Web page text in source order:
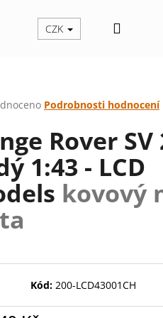
CZK Hledat
Podrobnosti hodnocení
Rover SV
1:43 - LCD
kovový
Kód: 200-LCD43001CH